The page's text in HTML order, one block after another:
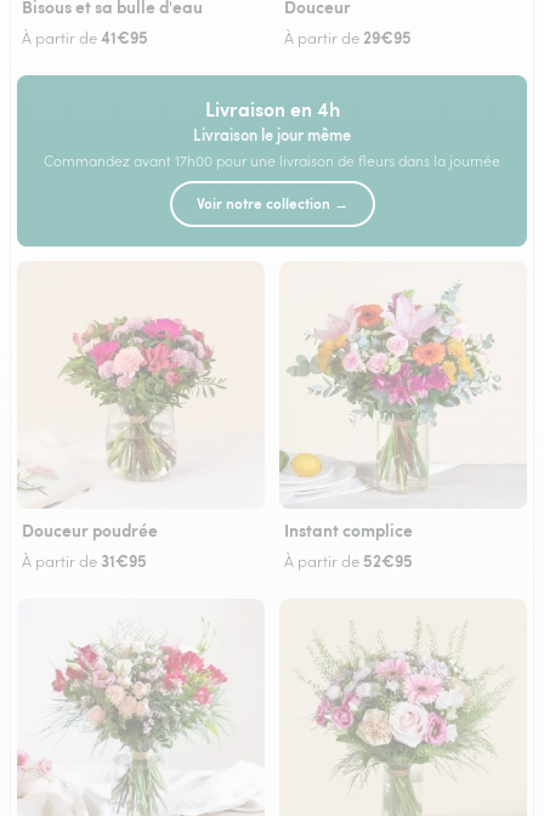
Bisous et sa bulle d'eau
À partir de41€95
Douceur
À partir de29€95
Livraison en 4h
Livraison le jour même
Commandez avant 17h00 pour une livraison de fleurs dans la journée
Voir notre collection →
Douceur poudrée
À partir de 31€95
Instant complice
À partir de 52€95